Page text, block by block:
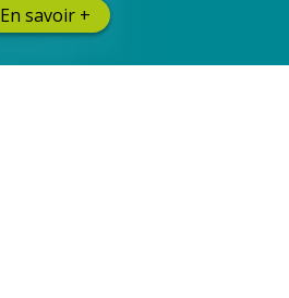
En savoir +